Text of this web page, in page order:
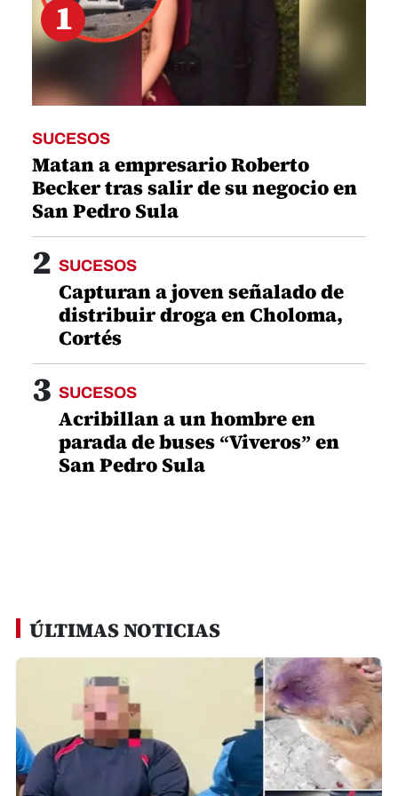
1
SUCESOS
Matan a empresario Roberto
Becker tras salir de su negocio en
San Pedro Sula
2 SUCESOS
Capturan a joven señalado de
distribuir droga en Choloma,
Cortés
3 SUCESOS
Acribillan a un hombre en
parada de buses “Viveros” en
San Pedro Sula
ÚLTIMAS NOTICIAS